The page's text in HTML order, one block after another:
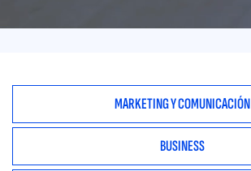
MARKETING Y COMUNICACIÓN
BUSINESS